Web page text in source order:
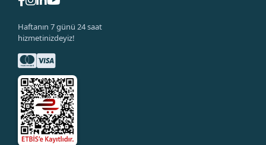
Haftanın 7 günü 24 saat
hizmetinizdeyiz!